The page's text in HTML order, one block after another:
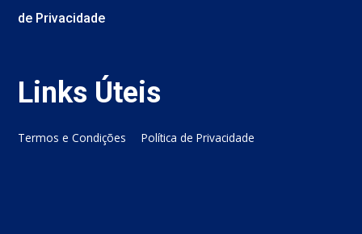
de Privacidade
Links Úteis
Termos e Condições Política de Privacidade